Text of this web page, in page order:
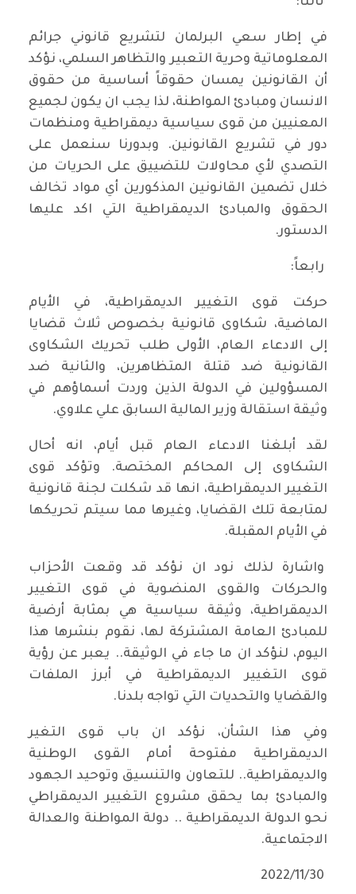
في إطار سعي البرلمان لتشريع قانوني جرائم
المعلوماتية وحرية التعبير والتظاهر السلمي، نؤكد
أن القانونين يمسان حقوقاً أساسية من حقوق
الانسان ومبادئ المواطنة، لذا يجب ان يكون لجميع
المعنيين من قوى سياسية ديمقراطية ومنظمات
دور في تشريع القانونين. وبدورنا سنعمل على
التصدي لأي محاولات للتضييق على الحريات من
خلال تضمين القانونين المذكورين أي مواد تخالف
الحقوق والمبادئ الديمقراطية التي اكد عليها
الدستور.
رابعاً:
حركت قوى التغيير الديمقراطية، في الأيام
الماضية، شكاوى قانونية بخصوص ثلاث قضايا
إلى الادعاء العام، الأولى طلب تحريك الشكاوى
القانونية ضد قتلة المتظاهرين، والثانية ضد
المسؤولين في الدولة الذين وردت أسماؤهم في
وثيقة استقالة وزير المالية السابق علي علاوي.
لقد أبلغنا الادعاء العام قبل أيام، انه أحال
الشكاوى إلى المحاكم المختصة. وتؤكد قوى
التغيير الديمقراطية، انها قد شكلت لجنة قانونية
لمتابعة تلك القضايا، وغيرها مما سيتم تحريكها
في الأيام المقبلة.
واشارة لذلك نود ان نؤكد قد وقعت الأحزاب
والحركات والقوى المنضوية في قوى التغيير
الديمقراطية، وثيقة سياسية هي بمثابة أرضية
للمبادئ العامة المشتركة لها، نقوم بنشرها هذا
اليوم، لنؤكد ان ما جاء في الوثيقة.. يعبر عن رؤية
قوى التغيير الديمقراطية في أبرز الملفات
والقضايا والتحديات التي تواجه بلدنا.
وفي هذا الشأن، نؤكد ان باب قوى التغير
الديمقراطية مفتوحة أمام القوى الوطنية
والديمقراطية.. للتعاون والتنسيق وتوحيد الجهود
والمبادئ بما يحقق مشروع التغيير الديمقراطي
نحو الدولة الديمقراطية .. دولة المواطنة والعدالة
الاجتماعية.